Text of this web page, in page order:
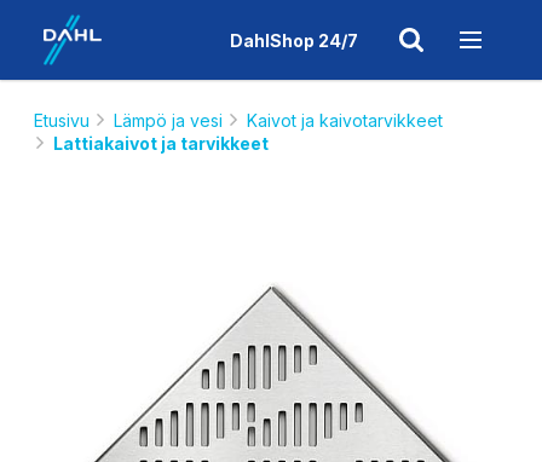
DahlShop 24/7
Etusivu Lämpö ja vesi
Kaivot ja kaivotarvikkeet
Lattiakaivot ja tarvikkeet